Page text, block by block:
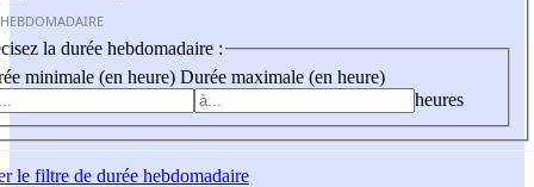
la durée hebdomadaire :
minimale (en heure) Durée maximale (en heure)
heures
le filtre de durée hebdomadaire